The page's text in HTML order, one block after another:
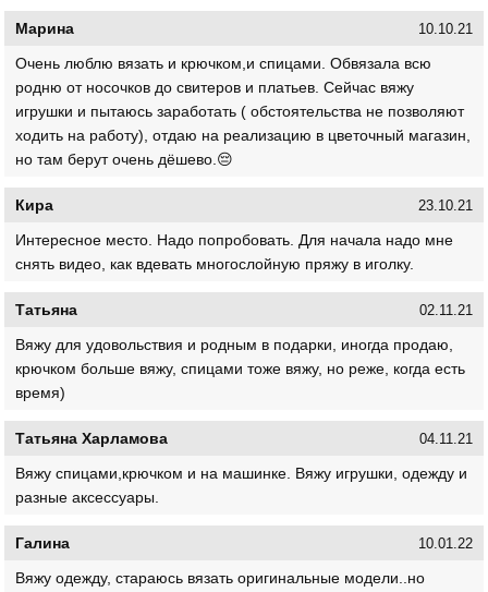
Марина 10.10.21
Очень люблю вязать и крючком,и спицами. Обвязала всю
родню от носочков до свитеров и платьев. Сейчас вяжу
игрушки и пытаюсь заработать ( обстоятельства не позволяют
ходить на работу), отдаю на реализацию в цветочный магазин,
но там берут очень дёшево.😔
Кира 23.10.21
Интересное место. Надо попробовать. Для начала надо мне
снять видео, как вдевать многослойную пряжу в иголку.
Татьяна 02.11.21
Вяжу для удовольствия и родным в подарки, иногда продаю,
крючком больше вяжу, спицами тоже вяжу, но реже, когда есть
время)
Татьяна Харламова 04.11.21
Вяжу спицами,крючком и на машинке. Вяжу игрушки, одежду и
разные аксессуары.
Галина 10.01.22
Вяжу одежду, стараюсь вязать оригинальные модели..но